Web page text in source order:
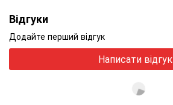
Відгуки
Додайте перший відгук
Написати відгук